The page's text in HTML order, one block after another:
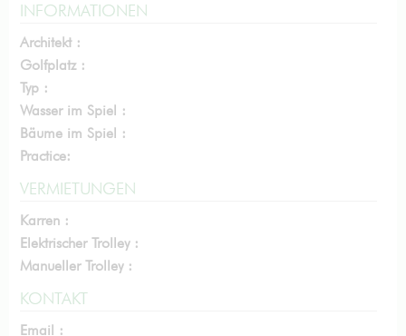
INFORMATIONEN
Architekt :
Golfplatz :
Typ :
Wasser im Spiel :
Bäume im Spiel :
Practice:
VERMIETUNGEN
Karren :
Elektrischer Trolley :
Manueller Trolley :
KONTAKT
Email :